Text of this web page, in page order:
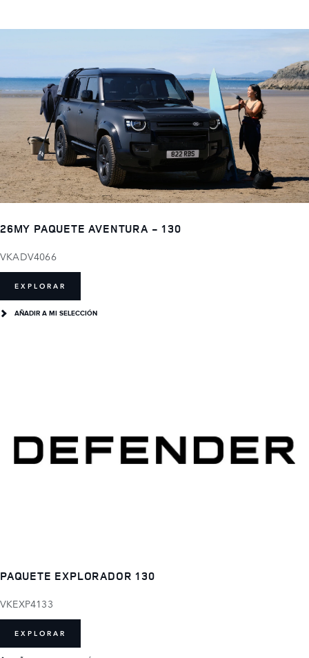
26MY PAQUETE AVENTURA - 130
VKADV4066
EXPLORAR
AÑADIR A MI SELECCIÓN
PAQUETE EXPLORADOR 130
VKEXP4133
EXPLORAR